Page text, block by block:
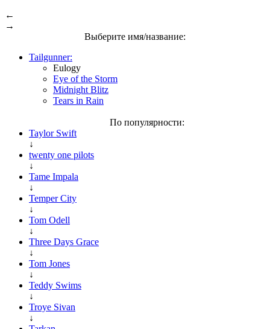
←
→
Выберите имя/название:
Tailgunner:
Eulogy
Eye of the Storm
Midnight Blitz
Tears in Rain
По популярности:
Taylor Swift
↓
twenty one pilots
↓
Tame Impala
↓
Temper City
↓
Tom Odell
↓
Three Days Grace
↓
Tom Jones
↓
Teddy Swims
↓
Troye Sivan
↓